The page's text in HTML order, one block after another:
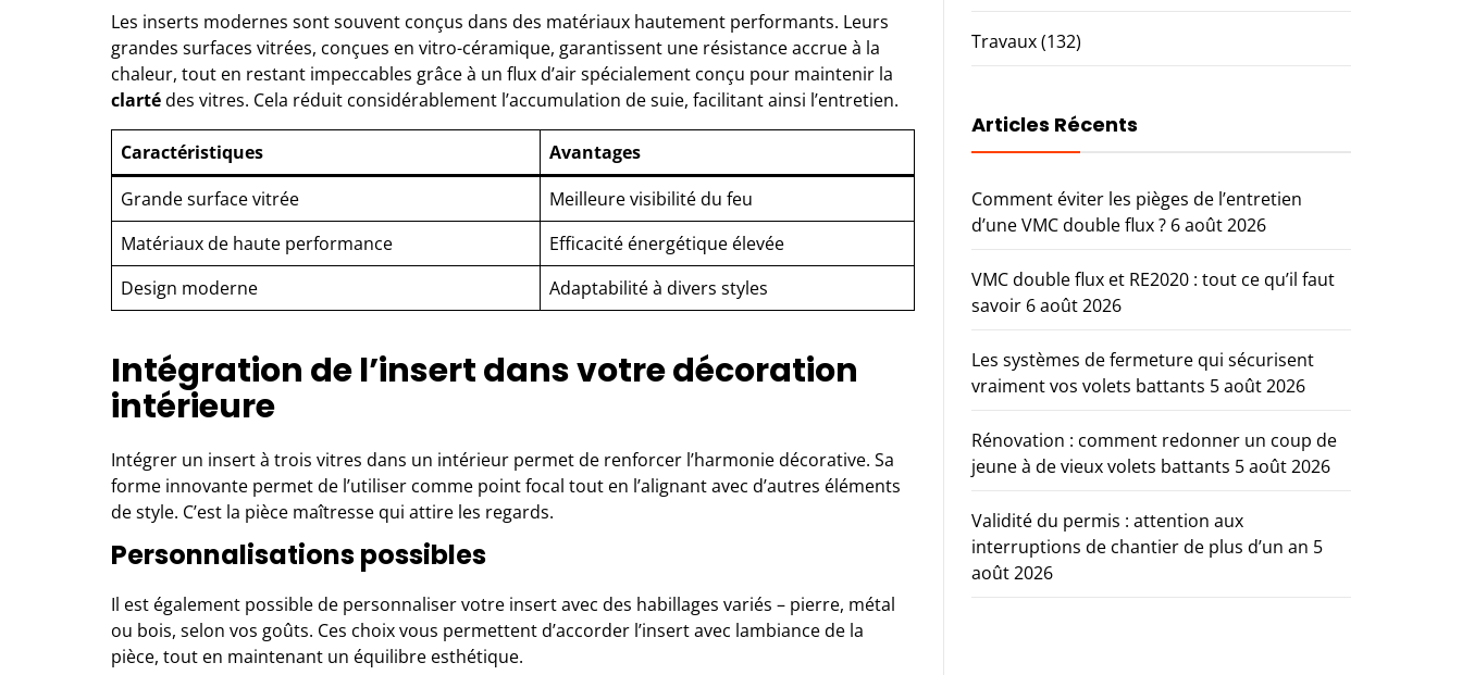
Les inserts modernes sont souvent conçus dans des matériaux hautement performants. Leurs
grandes surfaces vitrées, conçues en vitro-céramique, garantissent une résistance accrue à la
chaleur, tout en restant impeccables grâce à un flux d’air spécialement conçu pour maintenir la
clartédes vitres. Cela réduit considérablement l’accumulation de suie, facilitant ainsi l’entretien.
Caractéristiques
Avantages
Grande surface vitrée
Meilleure visibilité du feu
Matériaux de haute performance
Efficacité énergétique élevée
Design moderne
Adaptabilité à divers styles
Intégration de l’insert dans votre décoration
intérieure
Intégrer un insert à trois vitres dans un intérieur permet de renforcer l’harmonie décorative. Sa
forme innovante permet de l’utiliser comme point focal tout en l’alignant avec d’autres éléments
de style. C’est la pièce maîtresse qui attire les regards.
Personnalisations possibles
Il est également possible de personnaliser votre insert avec des habillages variés – pierre, métal
ou bois, selon vos goûts. Ces choix vous permettent d’accorder l’insert avec lambiance de la
pièce, tout en maintenant un équilibre esthétique.
Travaux(132)
Articles Récents
Comment éviter les pièges de l’entretien
d’une VMC double flux ? 6 août 2026
VMC double flux et RE2020 : tout ce qu’il faut
savoir 6 août 2026
Les systèmes de fermeture qui sécurisent
vraiment vos volets battants 5 août 2026
Rénovation : comment redonner un coup de
jeune à de vieux volets battants 5 août 2026
Validité du permis : attention aux
interruptions de chantier de plus d’un an 5
août 2026